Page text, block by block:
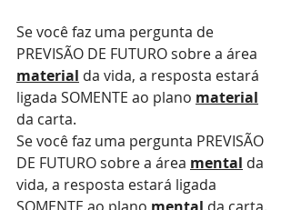
Se você faz uma pergunta de
PREVISÃO DE FUTURO sobre a área
material da vida, a resposta estará
ligada SOMENTE ao plano material
da carta.
Se você faz uma pergunta PREVISÃO
DE FUTURO sobre a área mental da
vida, a resposta estará ligada